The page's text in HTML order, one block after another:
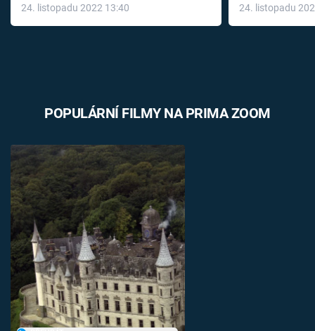
24. listopadu 2022 13:40
léky
24. listopadu
POPULÁRNÍ FILMY NA PRIMA ZOOM